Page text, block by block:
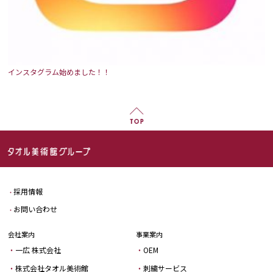
インスタグラム始めました！！
採用情報
お問い合わせ
会社案内
一広 株式会社
株式会社タオル美術館
事業案内
OEM
刺繍サービス